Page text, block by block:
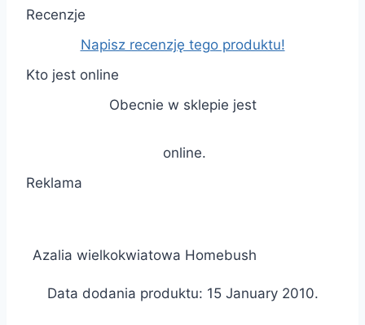
Recenzje
Napisz recenzję tego produktu!
Kto jest online
Obecnie w sklepie jest
online.
Reklama
Azalia wielkokwiatowa Homebush
Data dodania produktu: 15 January 2010.